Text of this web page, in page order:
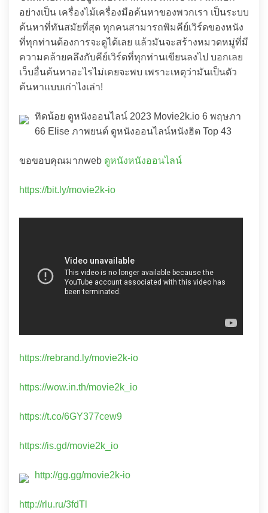
อย่างเป็น เครื่องไม้เครื่องมือค้นหาของพวกเรา เป็นระบบ
ค้นหาที่ทันสมัยที่สุด ทุกคนสามารถพิมคีย์เวิร์ดของหนัง
ที่ทุกท่านต้องการจะดูได้เลย แล้วมันจะสร้างหมวดหมู่ที่มี
ความคล้ายคลึงกับคีย์เวิร์ดที่ทุกท่านเขียนลงไป บอกเลย
เว็บอื่นค้นหาอะไรไม่เคยจะพบ เพราะเหตุว่ามันเป็นตัว
ค้นหาแบบเก่าไงเล่า!
ทิดน้อย ดูหนังออนไลน์ 2023 Movie2k.io 6 พฤษภา
66 Elise ภาพยนต์ ดูหนังออนไลน์หนังฮิต Top 43
ขอขอบคุณมากweb ดูหนังหนังออนไลน์
https://bit.ly/movie2k-io
https://rebrand.ly/movie2k-io
https://wow.in.th/movie2k_io
https://t.co/6GY377cew9
https://is.gd/movie2k_io
http://gg.gg/movie2k-io
http://rlu.ru/3fdTl